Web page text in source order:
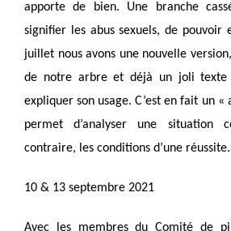
apporte de bien. Une branche
signifier les abus sexuels, de pouvoir
juillet nous avons une nouvelle
de notre arbre et déjà un joli texte
expliquer son usage. C’est en fait un «
permet d’analyser une situation
contraire, les conditions d’une réussite.
10 & 13 septembre 2021
Avec les membres du Comité de